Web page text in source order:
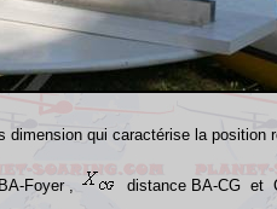
dimension qui caractérise la
Foyer , distance BA-CG et